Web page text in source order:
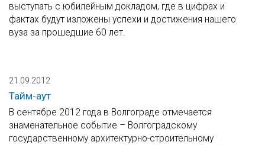
выступать с юбилейным докладом, где в цифрах и
фактах будут изложены успехи и достижения нашего
вуза за прошедшие 60 лет.
21.09.2012
Тайм-аут
В сентябре 2012 года в Волгограде отмечается
знаменательное событие – Волгоградскому
государственному архитектурно-строительному